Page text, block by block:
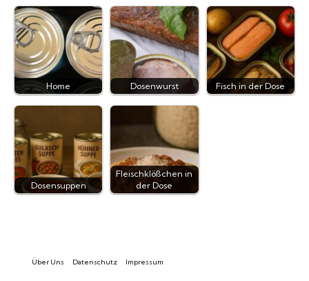
Home Dosenwurst Fisch in der Dose
Dosensuppen
Fleischklößchen in
der Dose
Über Uns Datenschutz Impressum